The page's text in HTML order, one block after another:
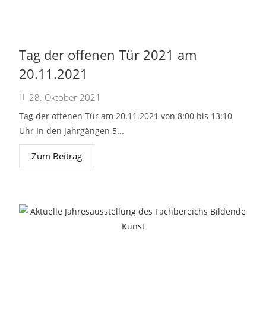
Tag der offenen Tür 2021 am
20.11.2021
28. Oktober 2021
Tag der offenen Tür am 20.11.2021 von 8:00 bis 13:10
Uhr In den Jahrgängen 5...
Zum Beitrag